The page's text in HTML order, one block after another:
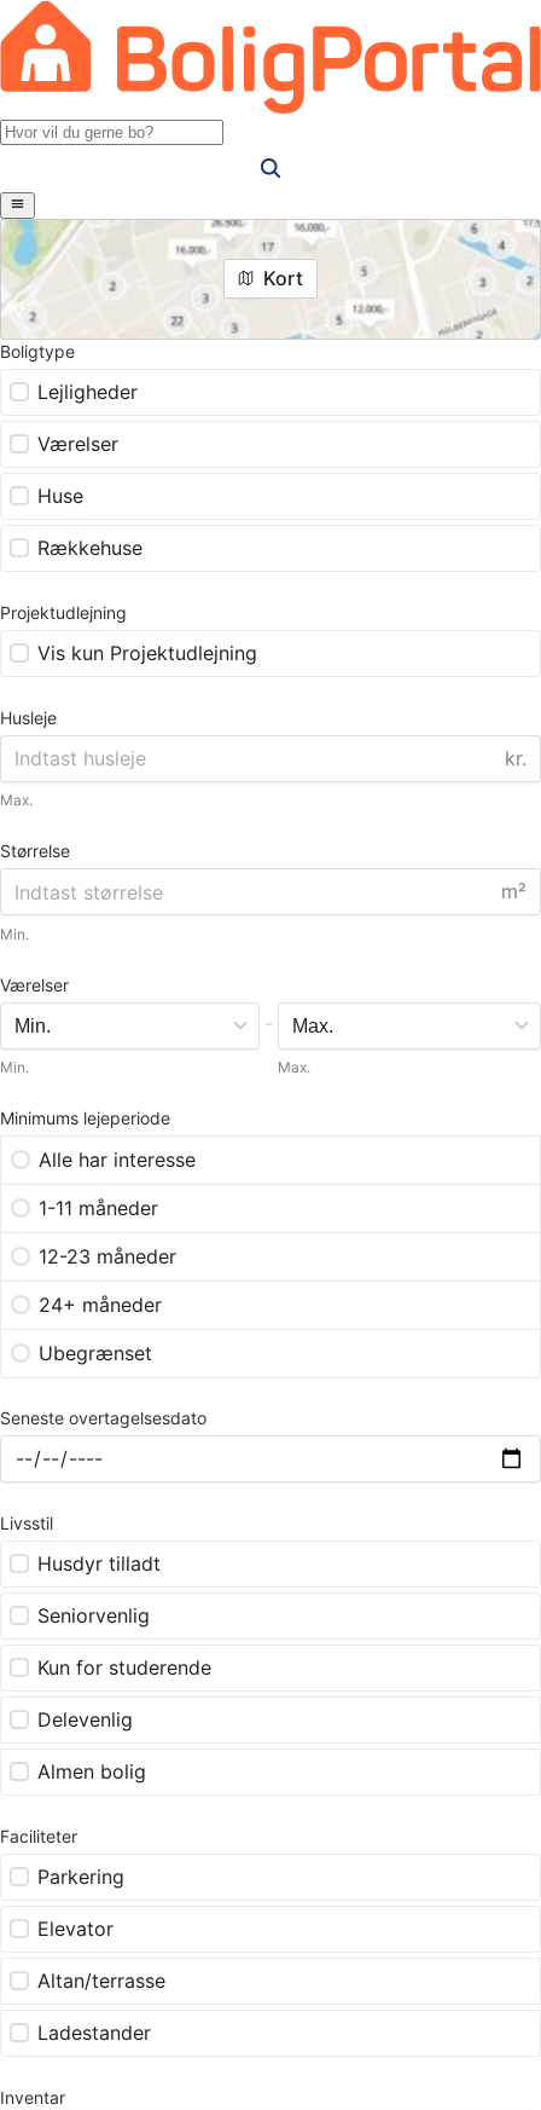
Kort
Boligtype
Lejligheder
Værelser
Huse
Rækkehuse
Projektudlejning
Vis kun Projektudlejning
Husleje
kr.
Max.
Størrelse
m²
Min.
Værelser
Min.
-
Max.
Minimums lejeperiode
Alle har interesse
1-11 måneder
12-23 måneder
24+ måneder
Ubegrænset
Seneste overtagelsesdato
Livsstil
Husdyr tilladt
Seniorvenlig
Kun for studerende
Delevenlig
Almen bolig
Faciliteter
Parkering
Elevator
Altan/terrasse
Ladestander
Inventar